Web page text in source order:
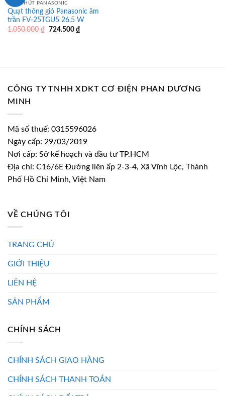
QUẠT HÚT PANASONIC
Quạt thông gió Panasonic âm
trần FV-25TGU5 26.5 W
1.050.000₫ Giá
724.500 ₫Giá
hiện
CÔNG TY TNHH XDKT CƠ ĐIỆN PHAN DƯƠNG
MINH
Mã số thuế: 0315596026
Ngày cấp: 29/03/2019
Nơi cấp: Sở kế hoạch và đầu tư TP.HCM
Địa chỉ: C16/6E Đường liên ấp 2-3-4, Xã Vĩnh Lộc, Thành
Phố Hồ Chí Minh, Việt Nam
VỀ CHÚNG TÔI
TRANG CHỦ
GIỚI THIỆU
LIÊN HỆ
SẢN PHẨM
CHÍNH SÁCH
CHÍNH SÁCH GIAO HÀNG
CHÍNH SÁCH THANH TOÁN